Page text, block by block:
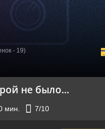
- 19)
не было...
мин. 7/10